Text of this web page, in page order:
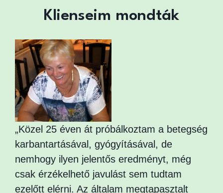
Klienseim mondták
„Közel 25 éven át próbálkoztam a betegség
karbantartásával, gyógyításával, de
nemhogy ilyen jelentős eredményt, még
csak érzékelhető javulást sem tudtam
ezelőtt elérni. Az általam megtapasztalt